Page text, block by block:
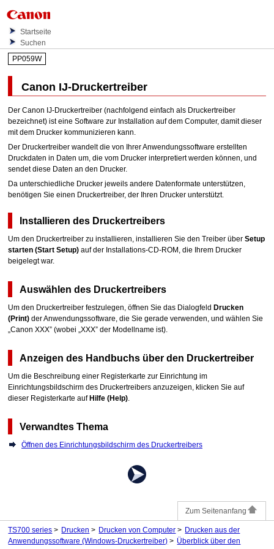
Startseite
Suchen
PP059W
Canon IJ-Druckertreiber
DerCanon IJ-Druckertreiber (nachfolgend einfach als Druckertreiber
bezeichnet) ist eine Software zur Installation auf dem Computer, damit dieser
mit dem Drucker kommunizieren kann.
Der Druckertreiber wandelt die von Ihrer Anwendungssoftware erstellten
Druckdaten in Daten um, die vom Drucker interpretiert werden können, und
sendet diese Daten an den Drucker.
Da unterschiedliche Drucker jeweils andere Datenformate unterstützen,
benötigen Sie einen Druckertreiber, der Ihren Drucker unterstützt.
Installieren des Druckertreibers
Um den Druckertreiber zu installieren, installieren Sie den Treiber überSetup
starten (Start Setup) auf der Installations-CD-ROM , die Ihrem Drucker
beigelegt war.
Auswählen des Druckertreibers
Um den Druckertreiber festzulegen, öffnen Sie das Dialogfeld Drucken
(Print) der Anwendungssoftware, die Sie gerade verwenden, und wählen Sie
„Canon XXX” (wobei „XXX” der Modellname ist).
Anzeigen des Handbuchs über den Druckertreiber
Um die Beschreibung einer Registerkarte zur Einrichtung im
Einrichtungsbildschirm des Druckertreibers anzuzeigen, klicken Sie auf
dieser Registerkarte aufHilfe (Help)
Verwandtes Thema
Öffnen des Einrichtungsbildschirm des Druckertreibers
Zum Seitenanfang
TS700 series Drucken Drucken von Computer
Drucken aus der
Anwendungssoftware (Windows-Druckertreiber)
Überblick über den